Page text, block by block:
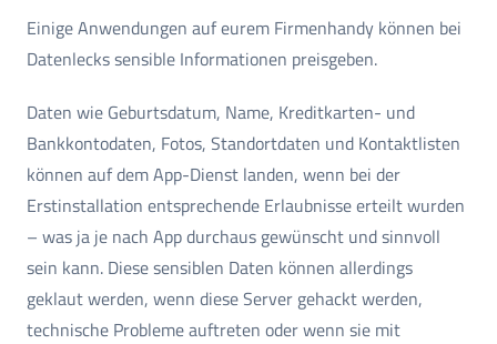
Einige Anwendungen auf eurem Firmenhandy können bei
Datenlecks sensible Informationen preisgeben.
Daten wie Geburtsdatum, Name, Kreditkarten- und
Bankkontodaten, Fotos, Standortdaten und Kontaktlisten
können auf dem App-Dienst landen, wenn bei der
Erstinstallation entsprechende Erlaubnisse erteilt wurden
– was ja je nach App durchaus gewünscht und sinnvoll
sein kann. Diese sensiblen Daten können allerdings
geklaut werden, wenn diese Server gehackt werden,
technische Probleme auftreten oder wenn sie mit